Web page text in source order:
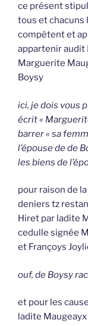
ce présent
tous et chacuns
compètent et
appartenir audit
Marguerite
Boysy
ici, je dois vous
écrit «
barrer « sa
l’épouse de de
les biens de
pour raison de
deniers tz
Hiret par ladite
cedulle signée
et Françoys
ouf, de Boysy
et pour les
ladite